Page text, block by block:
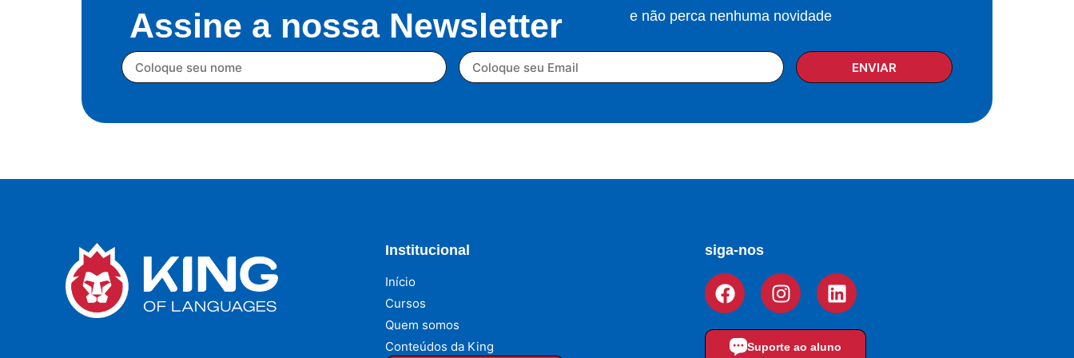
Assine a nossa Newsletter e não perca nenhuma novidade
ENVIAR
Institucional
Início
Cursos
Quem somos
Conteúdos da King
siga-nos
Suporte ao aluno